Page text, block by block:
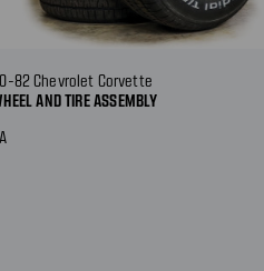
82 Chevrolet Corvette
AND TIRE ASSEMBLY